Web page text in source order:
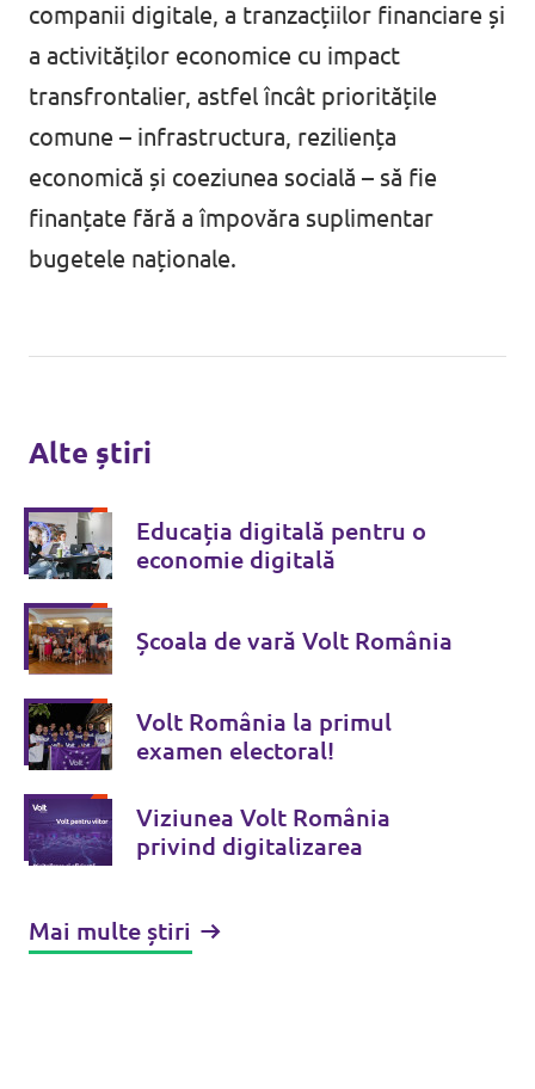
companii digitale, a tranzacțiilor financiare și
a activităților economice cu impact
transfrontalier, astfel încât prioritățile
comune – infrastructura, reziliența
economică și coeziunea socială – să fie
finanțate fără a împovăra suplimentar
bugetele naționale.
Alte știri
Educația digitală pentru o
economie digitală
Școala de vară Volt România
Volt România la primul
examen electoral!
Viziunea Volt România
privind digitalizarea
Mai multe știri